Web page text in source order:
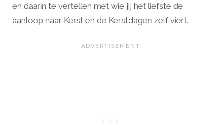
en daarin te vertellen met wie jij het liefste de
aanloop naar Kerst en de Kerstdagen zelf viert.